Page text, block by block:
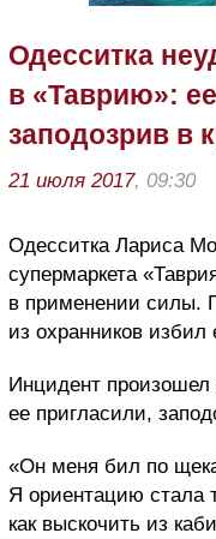
Одесситка
в «Таврию»:
заподозрив в
21 июля 2017, 09:30
Одесситка Лариса
супермаркета
в применении силы.
из охранников
Инцидент
ее пригласили,
«Он меня бил по
Я ориентацию стала
как выскочить из